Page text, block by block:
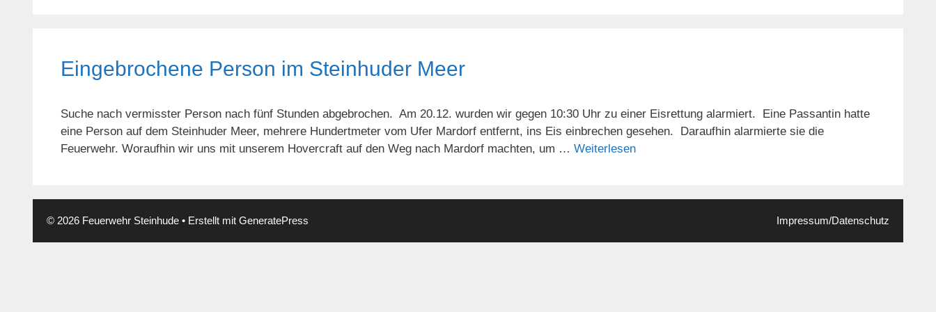
Eingebrochene Person im Steinhuder Meer
Suche nach vermisster Person nach fünf Stunden abgebrochen. Am 20.12. wurden wir gegen 10:30 Uhr zu einer Eisrettung alarmiert. Eine Passantin hatte
eine Person auf dem Steinhuder Meer, mehrere Hundertmeter vom Ufer Mardorf entfernt, ins Eis einbrechen gesehen. Daraufhin alarmierte sie die
Feuerwehr. Woraufhin wir uns mit unserem Hovercraft auf den Weg nach Mardorf machten, um … Weiterlesen
Impressum/Datenschutz
© 2026 Feuerwehr Steinhude • Erstellt mit GeneratePress